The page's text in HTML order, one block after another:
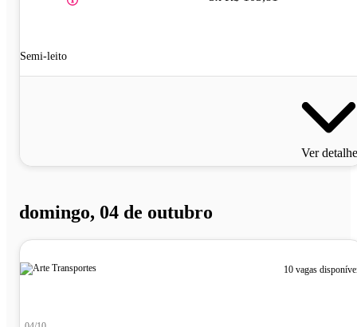
Semi-leito
Ver
domingo, 04 de outubro
10 vagas